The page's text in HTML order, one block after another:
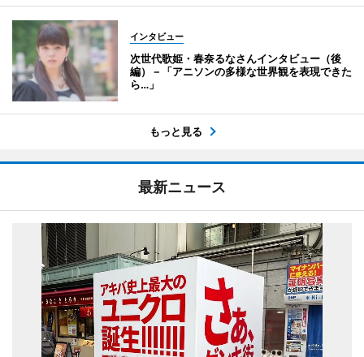
インタビュー
次世代歌姫・春奈るなさんインタビュー（後
編）－「アニソンの多様な世界観を表現できた
ら…」
もっと見る
最新ニュース